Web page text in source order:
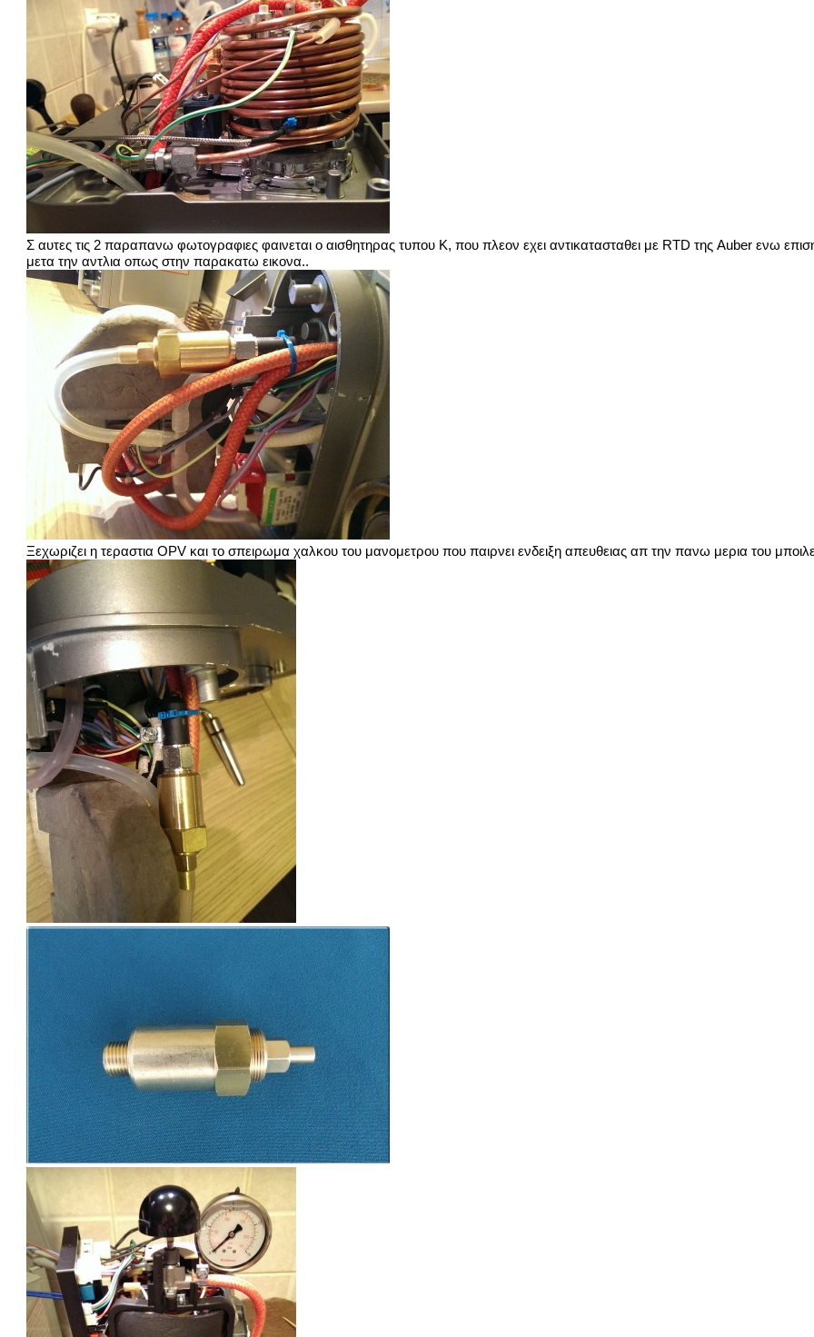
Σ αυτες τις 2 παραπανω φωτογραφιες φαινεται ο αισθητηρας τυπου Κ, που πλεον εχει αντικατασταθει με RTD της Auber ενω
μετα την αντλια οπως στην παρακατω εικονα..
Ξεχωριζει η τεραστια OPV και το σπειρωμα χαλκου του μανομετρου που παιρνει ενδειξη απευθειας απ την πανω μερια του